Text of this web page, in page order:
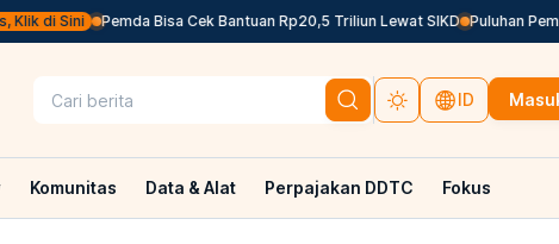
di Sini Pemda Bisa Cek Bantuan Rp20,5 Triliun Lewat SIKD Puluhan
ID
Komunitas Data & Alat Perpajakan DDTC Fokus